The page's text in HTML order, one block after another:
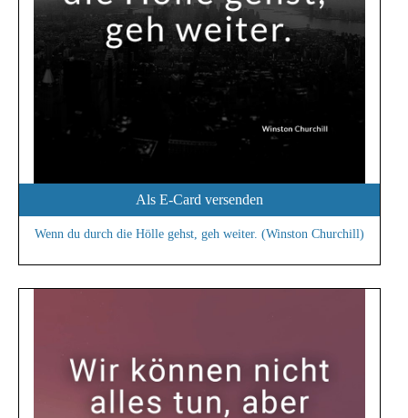
Als E-Card versenden
Wenn du durch die Hölle gehst, geh weiter. (Winston Churchill)